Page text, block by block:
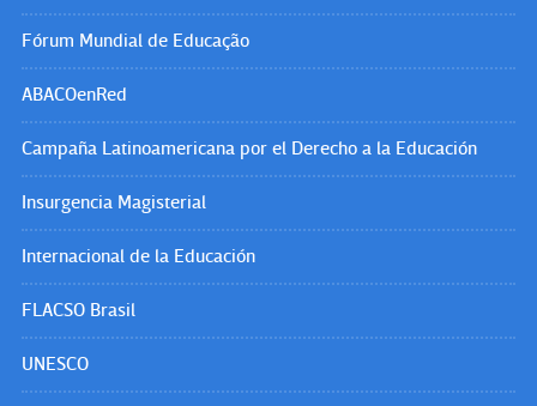
Fórum Mundial de Educação
ABACOenRed
Campaña Latinoamericana por el Derecho a la Educación
Insurgencia Magisterial
Internacional de la Educación
FLACSO Brasil
UNESCO